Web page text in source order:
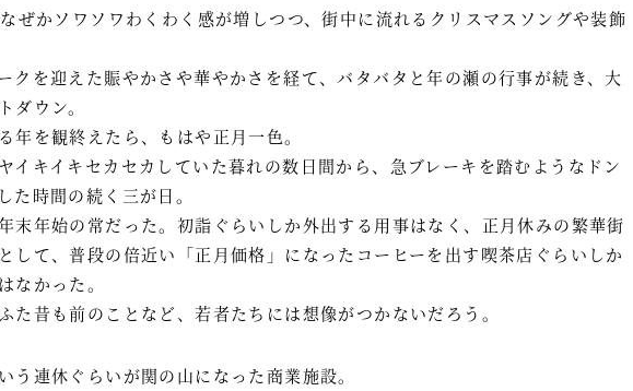
ぜかソワソワわくわく感が増しつつ、街中に流れるクリスマスソングや装飾
クを迎えた賑やかさや華やかさを経て、バタバタと年の瀬の行事が続き、大
ダウン。
年を観終えたら、もはや正月一色。
イキイキセカセカしていた暮れの数日間から、急ブレーキを踏むようなドン
た時間の続く三が日。
末年始の常だった。初詣ぐらいしか外出する用事はなく、正月休みの繁華街
して、普段の倍近い「正月価格」になったコーヒーを出す喫茶店ぐらいしか
なかった。
た昔も前のことなど、若者たちには想像がつかないだろう。
う連休ぐらいが関の山になった商業施設。